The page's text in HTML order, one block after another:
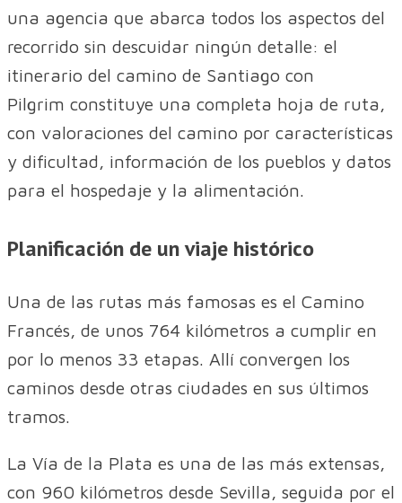
una agencia que abarca todos los aspectos del
recorrido sin descuidar ningún detalle: el
itinerario del camino de Santiago con
Pilgrim constituye una completa hoja de ruta,
con valoraciones del camino por características
y dificultad, información de los pueblos y datos
para el hospedaje y la alimentación.
Planificación de un viaje histórico
Una de las rutas más famosas es el Camino
Francés, de unos 764 kilómetros a cumplir en
por lo menos 33 etapas. Allí convergen los
caminos desde otras ciudades en sus últimos
tramos.
La Vía de la Plata es una de las más extensas,
con 960 kilómetros desde Sevilla, seguida por el